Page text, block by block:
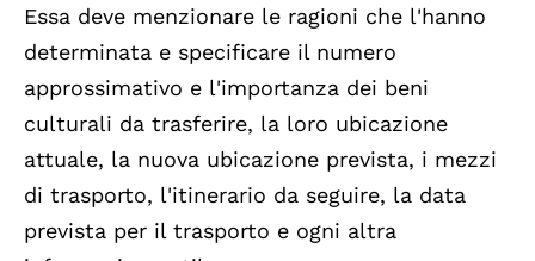
Essa deve menzionare le ragioni che l'hanno
determinata e specificare il numero
approssimativo e l'importanza dei beni
culturali da trasferire, la loro ubicazione
attuale, la nuova ubicazione prevista, i mezzi
di trasporto, l'itinerario da seguire, la data
prevista per il trasporto e ogni altra